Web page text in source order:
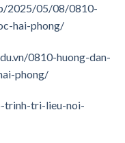
2025/05/08/0810-
hai-phong/
0810-huong-dan-
phong/
trinh-tri-lieu-noi-